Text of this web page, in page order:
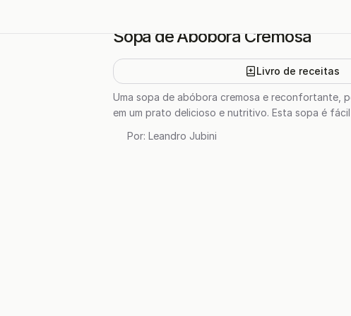
Sopa de Abóbora Cremosa
Livro de receitas
Uma sopa de abóbora cremosa e reconfortante,
em um prato delicioso e nutritivo. Esta sopa é
Por: Leandro Jubini